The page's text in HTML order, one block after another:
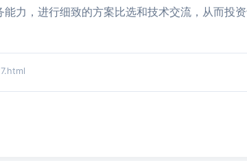
力，进行细致的方案比选和技术交流，从而投